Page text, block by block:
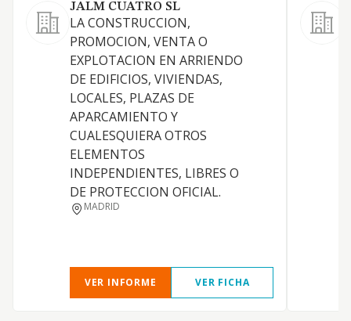
JALM CUATRO SL
LA CONSTRUCCION,
PROMOCION, VENTA O
EXPLOTACION EN ARRIENDO
DE EDIFICIOS, VIVIENDAS,
LOCALES, PLAZAS DE
APARCAMIENTO Y
CUALESQUIERA OTROS
ELEMENTOS
INDEPENDIENTES, LIBRES O
DE PROTECCION OFICIAL.
MADRID
VER INFORME VER FICHA